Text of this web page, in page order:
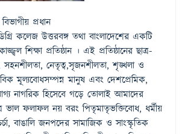
প্রধান
কলেজ উত্তরবঙ্গ তথা বাংলাদেশের একটি
শিক্ষা প্রতিষ্ঠান । এই প্রতিষ্ঠানের ছাত্র-
সহনশীলতা, নেতৃত্ব,সৃজনশীলতা, শৃঙ্খলা ও
মূল্যবোধসম্পন্ন মানুষ এবং দেশপ্রেমিক,
নাগরিক হিসেবে গড়ে তোলাই আমাদের
ভাল ফলাফল নয় বরং পিতৃমাতৃভক্তিবোধ, ধর্মীয়
বাঙালি জনপদের সামাজিক ও সাংস্কৃতিক